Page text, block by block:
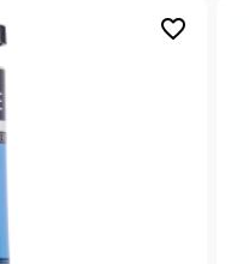
favorite_border